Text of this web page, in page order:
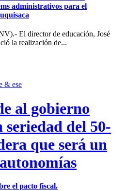
administrativos para el
El director de educación, José
la realización de...
& ese
al gobierno
seriedad del 50-
que será un
el pacto fiscal.